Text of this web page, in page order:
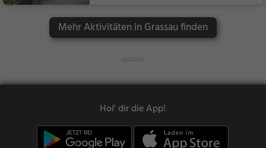
Mehr Aktivitäten in Grassau finden
Hol' dir die App!